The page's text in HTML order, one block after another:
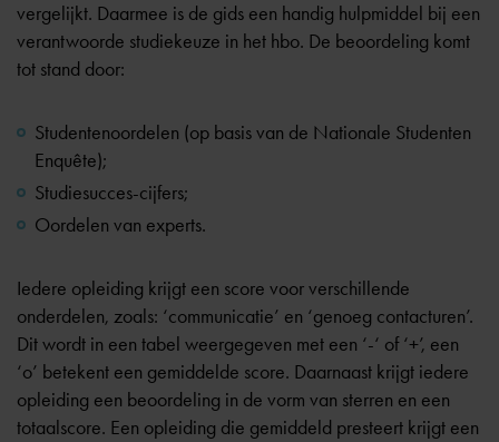
vergelijkt. Daarmee is de gids een handig hulpmiddel bij een
verantwoorde studiekeuze in het hbo. De beoordeling komt
tot stand door:
Studentenoordelen (op basis van de Nationale Studenten
Enquête);
Studiesucces-cijfers;
Oordelen van experts.
Iedere opleiding krijgt een score voor verschillende
onderdelen, zoals: ‘communicatie’ en ‘genoeg contacturen’.
Dit wordt in een tabel weergegeven met een ‘-‘ of ‘+’, een
‘o’ betekent een gemiddelde score. Daarnaast krijgt iedere
opleiding een beoordeling in de vorm van sterren en een
totaalscore. Een opleiding die gemiddeld presteert krijgt een